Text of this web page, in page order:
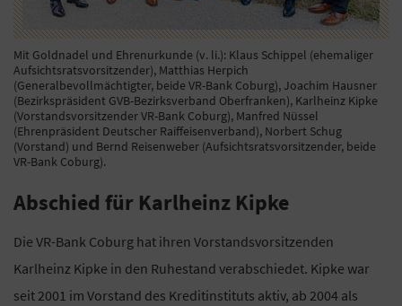
Mit Goldnadel und Ehrenurkunde (v. li.): Klaus Schippel (ehemaliger
Aufsichtsratsvorsitzender), Matthias Herpich
(Generalbevollmächtigter, beide VR-Bank Coburg), Joachim Hausner
(Bezirkspräsident GVB-Bezirksverband Oberfranken), Karlheinz Kipke
(Vorstandsvorsitzender VR-Bank Coburg), Manfred Nüssel
(Ehrenpräsident Deutscher Raiffeisenverband), Norbert Schug
(Vorstand) und Bernd Reisenweber (Aufsichtsratsvorsitzender, beide
VR-Bank Coburg).
Abschied für Karlheinz Kipke
Die VR-Bank Coburg hat ihren Vorstandsvorsitzenden
Karlheinz Kipke in den Ruhestand verabschiedet. Kipke war
seit 2001 im Vorstand des Kreditinstituts aktiv, ab 2004 als